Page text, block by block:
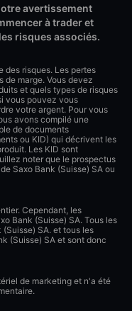
avertissement
à trader et
risques associés.
des risques. Les pertes
de marge. Vous devez
et quels types de risques
vous pouvez vous
votre argent. Pour vous
avons compilé une
de documents
ou KID) qui décrivent les
Les KID sont
noter que le prospectus
Saxo Bank (Suisse) SA ou
Cependant, les
Bank (Suisse) SA. Tous les
SA. et tous les
(Suisse) SA et sont donc
de marketing et n'a été